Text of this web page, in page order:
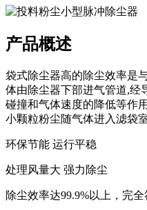
产品概述
袋式除尘器高的除尘效率是
体由除尘器下部进气管道,经
碰撞和气体速度的降低等作
小颗粒粉尘随气体进入滤袋
环保节能 运行平稳
处理风量大 强力除尘
除尘效率达99.9%以上，完